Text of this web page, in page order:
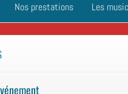
Nos prestations Les